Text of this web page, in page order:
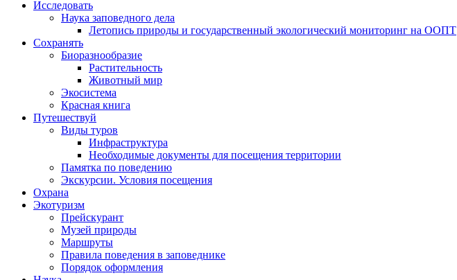
Исследовать
Наука заповедного дела
Летопись природы и государственный экологический мониторинг на ООПТ
Сохранять
Биоразнообразие
Растительность
Животный мир
Экосистема
Красная книга
Путешествуй
Виды туров
Инфраструктура
Необходимые документы для посещения территории
Памятка по поведению
Экскурсии. Условия посещения
Охрана
Экотуризм
Прейскурант
Музей природы
Маршруты
Правила поведения в заповеднике
Порядок оформления